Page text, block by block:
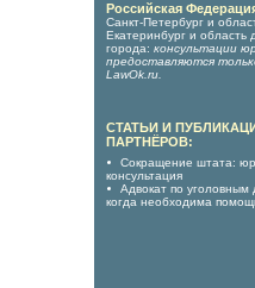
Российская
Санкт-Петербург и
Екатеринбург и область
города: консультации
предоставляются
LawOk.ru
СТАТЬИ И
ПАРТНЁРОВ:
Сокращение штата:
консультация
Адвокат по уголовным
когда необходима